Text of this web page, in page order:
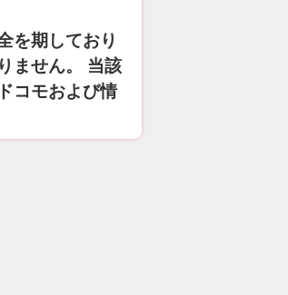
を期しており
ません。 当該
コモおよび情